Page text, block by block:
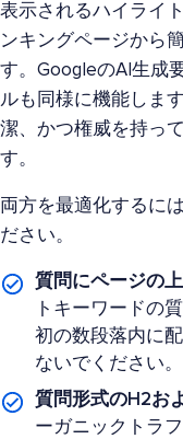
表示されるハイライ
ンキングページから
す。GoogleのAI生成
ルも同様に機能しま
潔、かつ権威を持っ
す。
両方を最適化するに
ださい。
質問にページの
トキーワードの
初の数段落内に
ないでください。
質問形式のH2お
ーガニックトラ